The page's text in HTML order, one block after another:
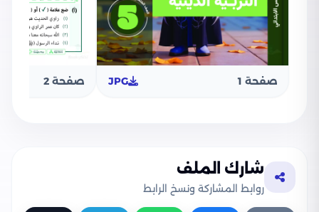
صفحة 1 JPG صفحة 2
شارك الملف
روابط المشاركة ونسخ الرابط